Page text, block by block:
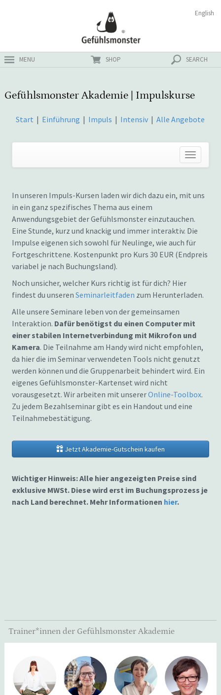
MENU SHOP SEARCH
English
Gefühlsmonster Akademie | Impulskurse
Start | Einführung | Impuls | Intensiv |Alle Angebote
In unseren Impuls-Kursen laden wir dich dazu ein, mit uns
in ein ganz spezifisches Thema aus einem
Anwendungsgebiet der Gefühlsmonster einzutauchen.
Eine Stunde, kurz und knackig und immer interaktiv. Die
Impulse eigenen sich sowohl für Neulinge, wie auch für
Fortgeschrittene. Kostenpunkt pro Kurs 30 EUR (Endpreis
variabel je nach Buchungsland).
Noch unsicher, welcher Kurs richtig ist für dich? Hier
findest du unseren Seminarleitfaden zum Herunterladen.
Alle unsere Seminare leben von der gemeinsamen
Interaktion. Dafür benötigst du einen Computer mit
einer stabilen Internetverbindung mit Mikrofon und
Kamera. Die Teilnahme am Handy wird nicht empfohlen,
da hier die im Seminar verwendeten Tools nicht genutzt
werden können und die Gruppenarbeit behindert wird. Ein
eigenes Gefühlsmonster-Kartenset wird nicht
vorausgesetzt. Wir arbeiten mit unsererOnline-Toolbox.
Zu jedem Bezahlseminar gibt es ein Handout und eine
Teilnahmebestätigung.
Jetzt Akademie-Gutschein kaufen
Wichtiger Hinweis: Alle hier angezeigten Preise sind
exklusive MWSt. Diese wird erst im Buchungsprozess je
nach Land berechnet. Mehr Informationen hier.
Trainer*innen der Gefühlsmonster Akademie